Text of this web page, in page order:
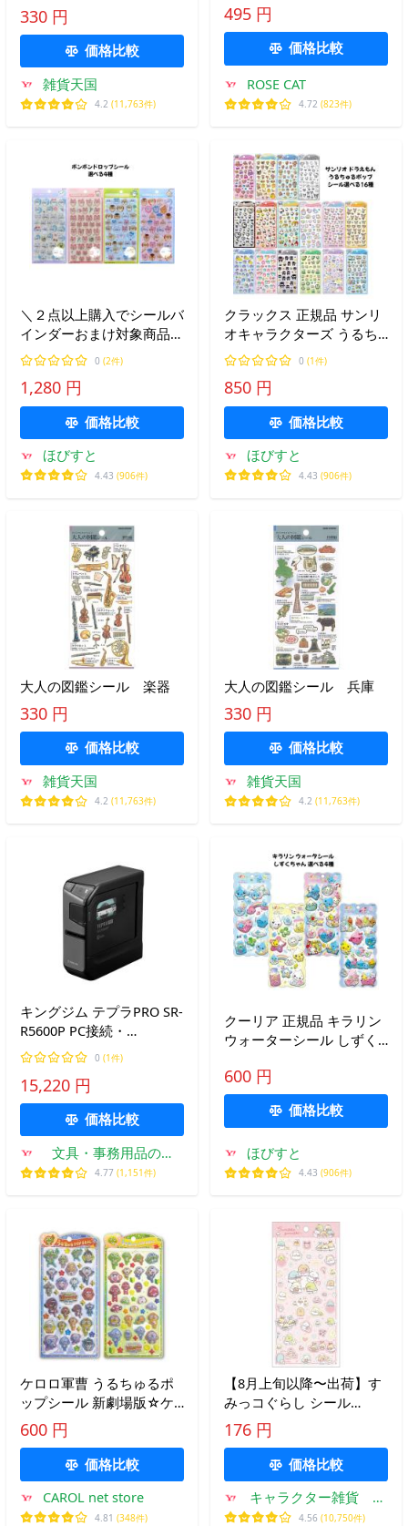
330 円
価格比較
雑貨天国
4.2 (11,763件)
ジャパン 228126 228127
228128 228129 228130
228131
495 円
価格比較
ROSE CAT
4.72 (823件)
＼２点以上購入でシールバ
インダーおまけ対象商品／
サンスター文具 正規品 ボ
ンボンドロップシール 立
体 ぷくぷくシール 選べる
4種 シール交換 新品 *即納
0 (2件)
1,280 円
価格比較
ほびすと
4.43 (906件)
クラックス 正規品 サンリ
オキャラクターズ うるち
ゅるポップシール 立体 ぷ
くぷくシール 選べる16種
シール交換 新品 *即納
0 (1件)
850 円
価格比較
ほびすと
4.43 (906件)
大人の図鑑シール 楽器
330 円
価格比較
雑貨天国
4.2 (11,763件)
大人の図鑑シール 兵庫
330 円
価格比較
雑貨天国
4.2 (11,763件)
キングジム テプラPRO SR-
R5600P PC接続・
Bluetooth対応
0 (1件)
15,220 円
価格比較
文具・事務用品のエ
ス・ビ・ディ
4.77 (1,151件)
クーリア 正規品 キラリン
ウォーターシール しずく
交換 新品 *即納
600 円
価格比較
ほびすと
4.43 (906件)
ケロロ軍曹 うるちゅるポ
ップシール 新劇場版☆ケ
ロロ軍曹 復活して速攻地
球滅亡の危機であります！
シール交換 シル活 クラッ
クス メール便
600 円
価格比較
CAROL net store
4.81 (348件)
【8月上旬以降〜出荷】す
みっコぐらし シール
SE74101 てんしとあくまな
しっぽず 天使 ピンク【お
1人様1点限り】
176 円
価格比較
キャラクター雑貨 ラ
フラフ
4.56 (10,750件)